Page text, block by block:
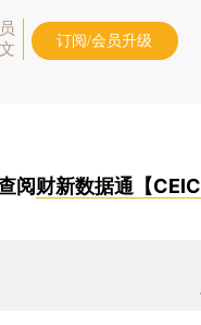
订阅/会员升级
阅财新数据通【CEIC